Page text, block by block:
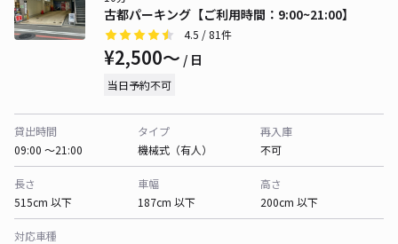
古都パーキング【ご利用時間：9:00~21:00】
4.5 / 81件
¥2,500〜 / 日
当日予約不可
貸出時間
09:00 〜21:00
タイプ
機械式（有人）
再入庫
不可
長さ
515cm 以下
車幅
187cm 以下
高さ
200cm 以下
対応車種